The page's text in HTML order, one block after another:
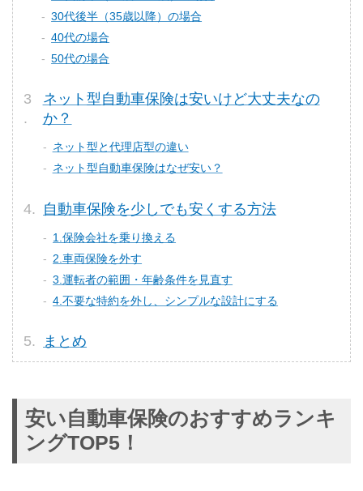
30代後半（35歳以降）の場合
40代の場合
50代の場合
ネット型自動車保険は安いけど大丈夫なの
か？
ネット型と代理店型の違い
ネット型自動車保険はなぜ安い？
自動車保険を少しでも安くする方法
1.保険会社を乗り換える
2.車両保険を外す
3.運転者の範囲・年齢条件を見直す
4.不要な特約を外し、シンプルな設計にする
まとめ
安い自動車保険のおすすめランキ
ングTOP5！